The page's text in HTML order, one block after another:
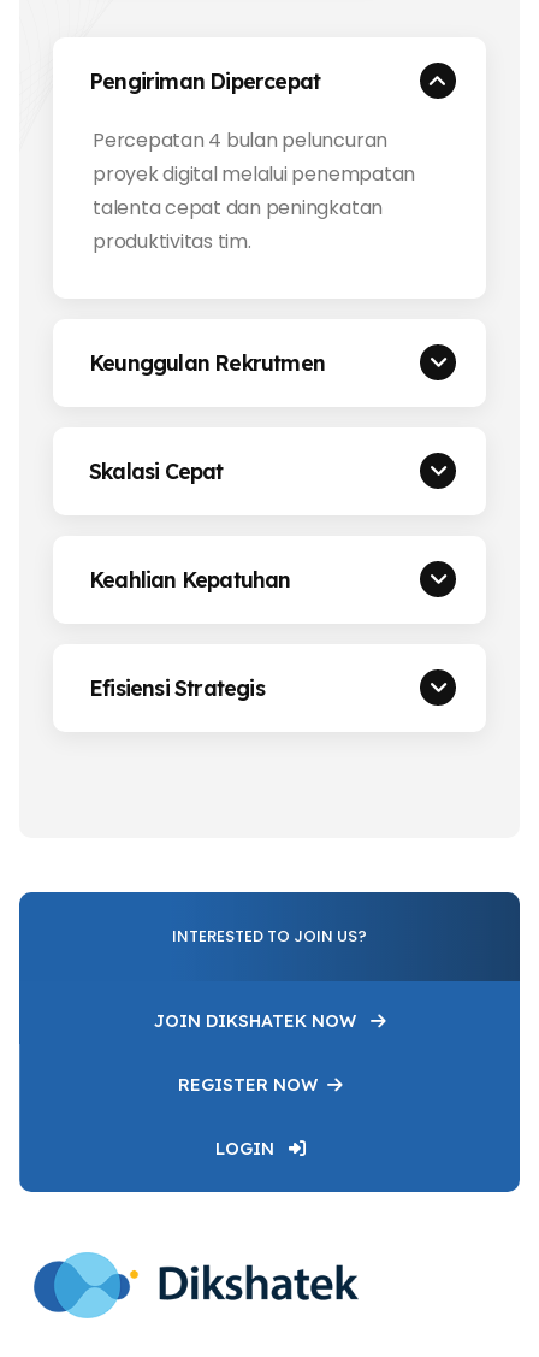
Pengiriman Dipercepat
Percepatan 4 bulan peluncuran
proyek digital melalui penempatan
talenta cepat dan peningkatan
produktivitas tim.
Keunggulan Rekrutmen
Skalasi Cepat
Keahlian Kepatuhan
Efisiensi Strategis
INTERESTED TO JOIN US?
JOIN DIKSHATEK NOW
REGISTER NOW
LOGIN